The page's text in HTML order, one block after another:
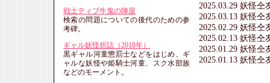
戦士ティブ牛鬼の陣屋
検索の問題についての後代のための参
考碑。
ギャル妖怪折詰（2018年）
黒ギャル河童懲罰士などをはじめ、ギ
ャルな妖怪や姫騎士河童、スク水部族
などのモーメント。
2025.03.29 妖怪
2025.03.13 妖怪
2025.02.29 妖怪
2025.02.13 妖怪
2025.01.29 妖怪
2025.01.13 妖怪